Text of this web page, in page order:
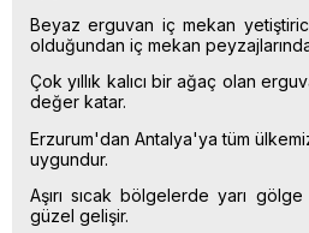
Beyaz erguvan iç mekan
olduğundan iç mekan
Çok yıllık kalıcı bir ağaç olan
değer katar.
Erzurum'dan Antalya'ya tüm
uygundur.
Aşırı sıcak bölgelerde yarı
güzel gelişir.